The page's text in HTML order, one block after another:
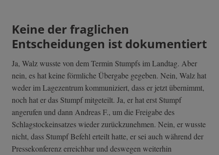
Keine der fraglichen
Entscheidungen ist dokumentiert
Ja, Walz wusste von dem Termin Stumpfs im Landtag. Aber
nein, es hat keine förmliche Übergabe gegeben. Nein, Walz hat
weder im Lagezentrum kommuniziert, dass er jetzt übernimmt,
noch hat er das Stumpf mitgeteilt. Ja, er hat erst Stumpf
angerufen und dann Andreas F., um die Freigabe des
Schlagstockeinsatzes wieder zurückzunehmen. Nein, er wusste
nicht, dass Stumpf Befehl erteilt hatte, er sei auch während der
Pressekonferenz erreichbar und deswegen weiterhin